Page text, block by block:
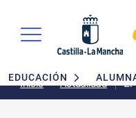
Navegación
EDUCACIÓN
Inicio Actualidad
El